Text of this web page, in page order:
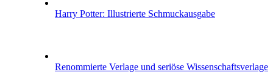
Harry Potter: Illustrierte Schmuckausgabe
Renommierte Verlage und seriöse Wissenschaftsverlage